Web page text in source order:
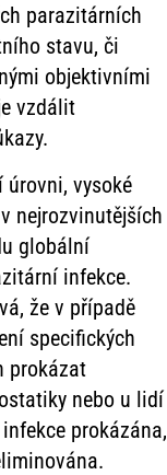
parazitárních
stavu, či
objektivními
vzdálit
vysoké
nejrozvinutějších
globální
infekce.
že v případě
specifických
prokázat
nebo u lidí
prokázána,